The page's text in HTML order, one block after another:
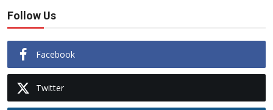
Follow Us
Facebook
Twitter